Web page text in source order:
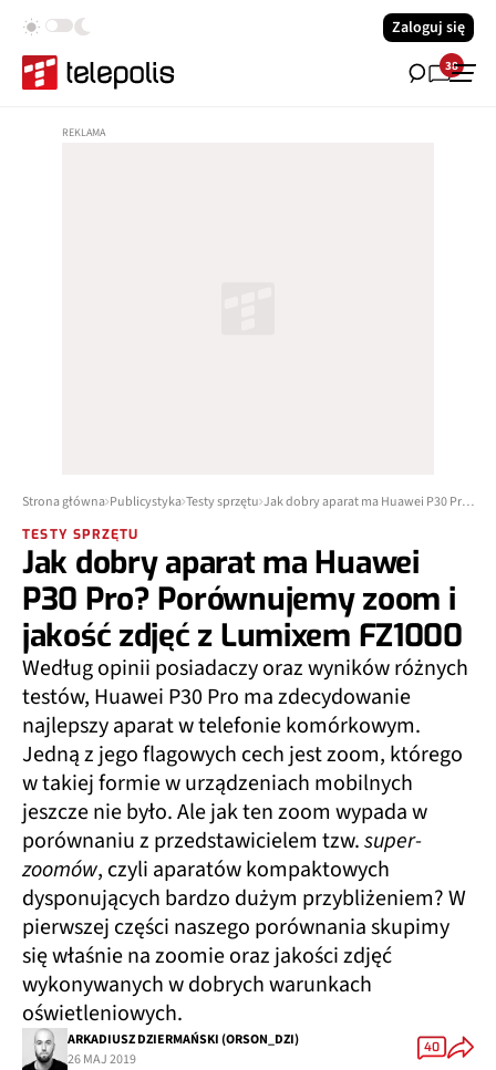
Zaloguj się
38
Strona główna Publicystyka Testy sprzętu Jak dobry aparat ma Huawei P30 Pro? Porównujemy zoom i jakość zdjęć z Lumixem FZ1000
TESTY SPRZĘTU
Jak dobry aparat ma Huawei
P30 Pro? Porównujemy zoom i
jakość zdjęć z Lumixem FZ1000
Według opinii posiadaczy oraz wyników różnych
testów, Huawei P30 Pro ma zdecydowanie
najlepszy aparat w telefonie komórkowym.
Jedną z jego flagowych cech jest zoom, którego
w takiej formie w urządzeniach mobilnych
jeszcze nie było. Ale jak ten zoom wypada w
porównaniu z przedstawicielem tzw.super-
zoomów, czyli aparatów kompaktowych
dysponujących bardzo dużym przybliżeniem? W
pierwszej części naszego porównania skupimy
się właśnie na zoomie oraz jakości zdjęć
wykonywanych w dobrych warunkach
oświetleniowych.
ARKADIUSZ DZIERMAŃSKI (ORSON_DZI)
26 MAJ 2019
40